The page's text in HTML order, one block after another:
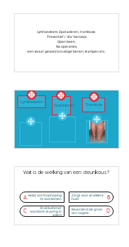
Lymfoedeem, Spataderen, trombose,
Preventief ( ‘sta’ beroep),
Open been,
Na operaties,
een zwaar gevoel/onrustige benen, krampen etc.
Lymfoedeem
Spataderen
Trombose
Wat is de werking van een steunkous?
A Helpt vochtophoping
te voorkomen
B
Zorgt voor strakkere
huid
C
Druk buitenaf
voorkomt stuwing in
aders
D
Bevorderd de groei
van nagels